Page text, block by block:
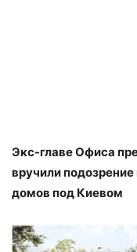
Экс-главе Офиса
вручили
домов под Киевом